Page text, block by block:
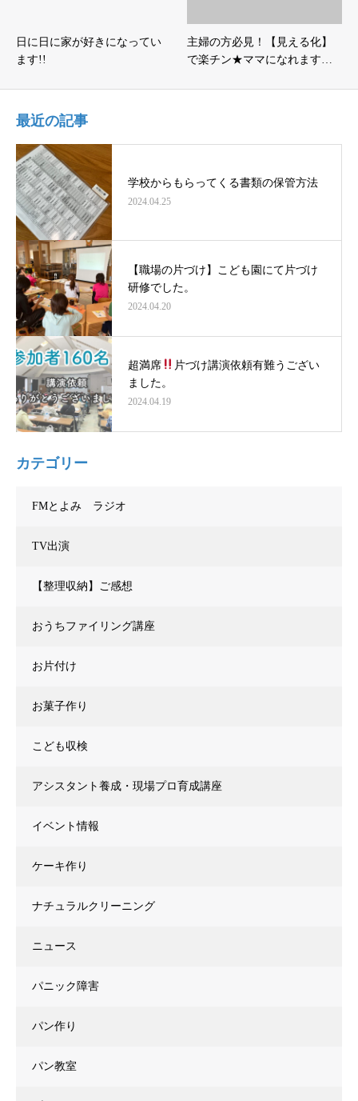
日に日に家が好きになってい
ます!!
主婦の方必見！【見える化】
で楽チン★ママになれます…
最近の記事
学校からもらってくる書類の保管方法
2024.04.25
【職場の片づけ】こども園にて片づけ
研修でした。
2024.04.20
超満席
片づけ講演依頼有難うござい
ました。
2024.04.19
カテゴリー
FMとよみ ラジオ
TV出演
【整理収納】ご感想
おうちファイリング講座
お片付け
お菓子作り
こども収検
アシスタント養成・現場プロ育成講座
イベント情報
ケーキ作り
ナチュラルクリーニング
ニュース
パニック障害
パン作り
パン教室